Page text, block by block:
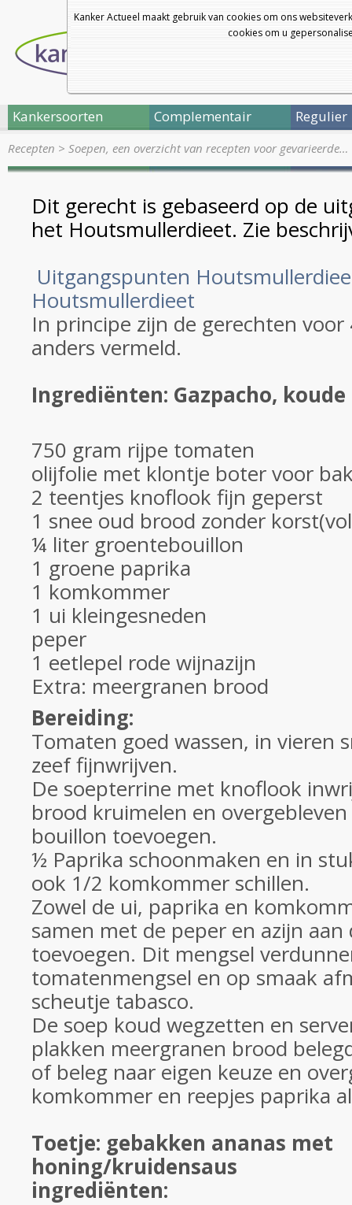
Kanker Actueel maakt gebruik van cookies om ons
cookies om u
Kankersoorten Complementair Regulier
Recepten > Soepen, een overzicht van recepten voor gevarieerde…
Dit gerecht is gebaseerd op de
het Houtsmullerdieet. Zie
Uitgangspunten
Houtsmullerdieet
In principe zijn de gerechten
anders vermeld.
Ingrediënten: Gazpacho,
750 gram rijpe tomaten
olijfolie met klontje boter voor
2 teentjes knoflook fijn geperst
1 snee oud brood zonder
¼ liter groentebouillon
1 groene paprika
1 komkommer
1 ui kleingesneden
peper
1 eetlepel rode wijnazijn
Extra: meergranen brood
Bereiding:
Tomaten goed wassen, in vieren
zeef fijnwrijven.
De soepterrine met knoflook
brood kruimelen en
bouillon toevoegen.
½ Paprika schoonmaken en in
ook 1/2 komkommer schillen.
Zowel de ui, paprika en
samen met de peper en azijn
toevoegen. Dit mengsel
tomatenmengsel en op smaak
scheutje tabasco.
De soep koud wegzetten en
plakken meergranen brood
of beleg naar eigen keuze en
komkommer en reepjes paprika
Toetje: gebakken ananas met
honing/kruidensaus
ingrediënten: